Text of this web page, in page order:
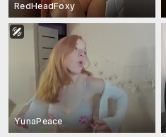
RedHeadFoxy
YunaPeace